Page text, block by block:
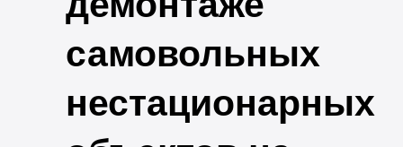
самовольных
нестационарных